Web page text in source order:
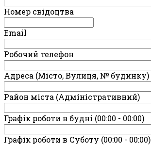
Номер свідоцтва
Email
Робочий телефон
Адреса (Місто, Вулиця, № будинку)
Район міста (Адміністративний)
Графік роботи в будні (00:00 - 00:00)
Графік роботи в Суботу (00:00 - 00:00)